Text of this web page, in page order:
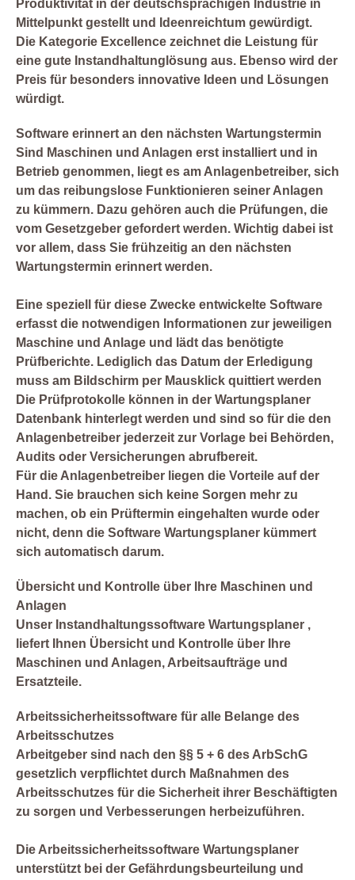
Produktivität in der deutschsprachigen Industrie in
Mittelpunkt gestellt und Ideenreichtum gewürdigt.
Die Kategorie Excellence zeichnet die Leistung für
eine gute Instandhaltunglösung aus. Ebenso wird der
Preis für besonders innovative Ideen und Lösungen
würdigt.
Software erinnert an den nächsten Wartungstermin
Sind Maschinen und Anlagen erst installiert und in
Betrieb genommen, liegt es am Anlagenbetreiber, sich
um das reibungslose Funktionieren seiner Anlagen
zu kümmern. Dazu gehören auch die Prüfungen, die
vom Gesetzgeber gefordert werden. Wichtig dabei ist
vor allem, dass Sie frühzeitig an den nächsten
Wartungstermin erinnert werden.
Eine speziell für diese Zwecke entwickelte Software
erfasst die notwendigen Informationen zur jeweiligen
Maschine und Anlage und lädt das benötigte
Prüfberichte. Lediglich das Datum der Erledigung
muss am Bildschirm per Mausklick quittiert werden
Die Prüfprotokolle können in der Wartungsplaner
Datenbank hinterlegt werden und sind so für die den
Anlagenbetreiber jederzeit zur Vorlage bei Behörden,
Audits oder Versicherungen abrufbereit.
Für die Anlagenbetreiber liegen die Vorteile auf der
Hand. Sie brauchen sich keine Sorgen mehr zu
machen, ob ein Prüftermin eingehalten wurde oder
nicht, denn die Software Wartungsplaner kümmert
sich automatisch darum.
Übersicht und Kontrolle über Ihre Maschinen und
Anlagen
Unser Instandhaltungssoftware Wartungsplaner ,
liefert Ihnen Übersicht und Kontrolle über Ihre
Maschinen und Anlagen, Arbeitsaufträge und
Ersatzteile.
Arbeitssicherheitssoftware für alle Belange des
Arbeitsschutzes
Arbeitgeber sind nach den §§ 5 + 6 des ArbSchG
gesetzlich verpflichtet durch Maßnahmen des
Arbeitsschutzes für die Sicherheit ihrer Beschäftigten
zu sorgen und Verbesserungen herbeizuführen.
Die Arbeitssicherheitssoftware Wartungsplaner
unterstützt bei der Gefährdungsbeurteilung und